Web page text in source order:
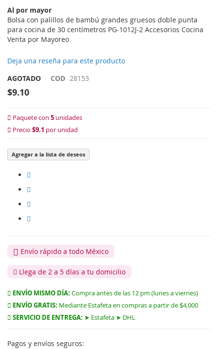
imágenes
Al por mayor
Bolsa con palillos de bambú grandes gruesos doble punta
para cocina de 30 centímetros PG-1012J-2 Accesorios Cocina
Venta por Mayoreo
Deja una reseña para este producto
AGOTADO
COD 28153
$9.10
Paquete con 5 unidades
Precio $9.1 por unidad
Agregar a la lista de deseos
Envío rápido a todo México
Llega de 2 a 5 días a tu domicilio
ENVÍO MISMO DÍA: Compra antes de las 12 pm (lunes a viernes)
ENVÍO GRATIS: Mediante Estafeta en compras a partir de $4,000
SERVICIO DE ENTREGA: ➤ Estafeta ➤ DHL
Pagos y envíos seguros: